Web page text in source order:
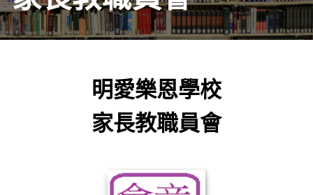
明愛樂恩學校
家長教職員會